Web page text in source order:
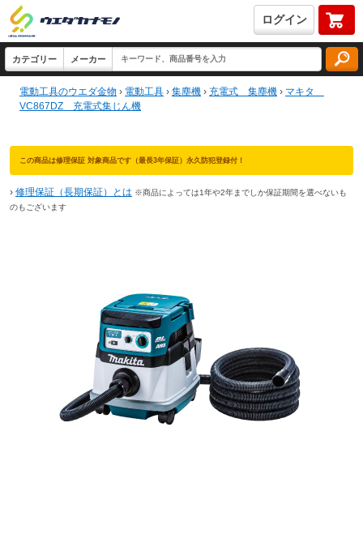
ログイン
電動工具のウエダ金物 › 電動工具 › 集塵機 › 充電式 集塵機 › マキタ
VC867DZ 充電式集じん機
この商品は修理保証 対象商品です（最長3年保証）永久防犯登録付！
› 修理保証（長期保証）とは ※商品によっては1年や2年までしか保証期間を選べないも
のもございます